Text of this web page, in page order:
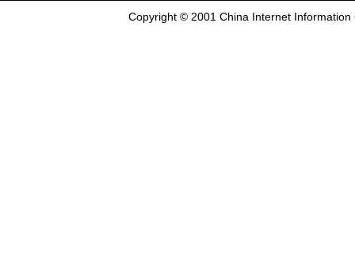
Copyright © 2001 China Internet Information